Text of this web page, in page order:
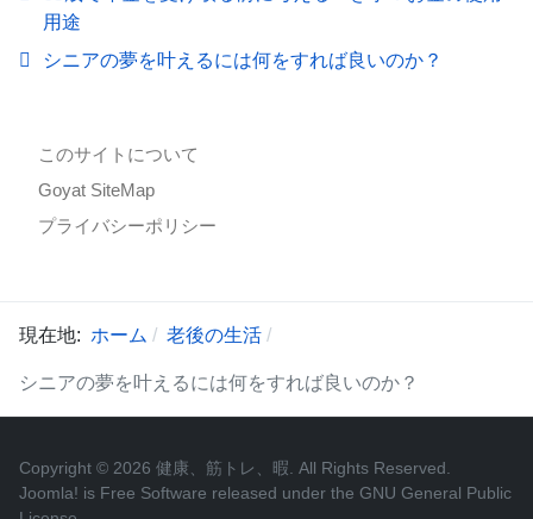
用途
シニアの夢を叶えるには何をすれば良いのか？
このサイトについて
Goyat SiteMap
プライバシーポリシー
現在地: ホーム 老後の生活
シニアの夢を叶えるには何をすれば良いのか？
Copyright © 2026 健康、筋トレ、暇. All Rights Reserved.
Joomla! is Free Software released under the GNU General Public